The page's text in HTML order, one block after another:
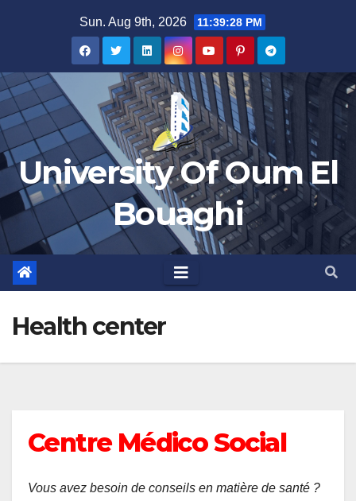
Sun. Aug 9th, 2026 11:39:28 PM
University Of Oum El
Bouaghi
Health center
Centre Médico Social
Vous avez besoin de conseils en matière de santé ?